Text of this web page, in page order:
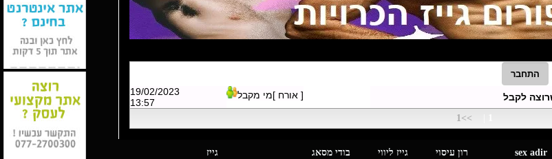
לקבל [ אורח ]מי מקבל
19/02/2023
13:57
>>1
sex adir רון עיסוי גייז ליווי בודי מסאג גייז